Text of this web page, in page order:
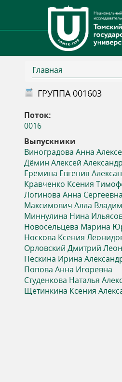
В
ы
з
д
е
с
ь
Главная
ГРУППА 001603
Поток:
0016
Выпускники
Виноградова Анна
Дёмин Алексей
Ерёмина Евгения
Кравченко Ксения
Логинова Анна Сергеевна
Максимович Алла
Миннулина Нина
Новосельцева Марина
Носкова Ксения
Орловский Дмитрий
Пескина Ирина
Попова Анна Игоревна
Студенкова Наталья
Щетинкина Ксения